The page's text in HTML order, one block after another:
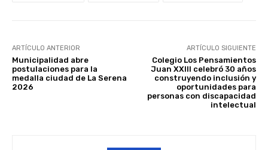
ARTÍCULO ANTERIOR
Municipalidad abre
postulaciones para la
medalla ciudad de La Serena
2026
ARTÍCULO SIGUIENTE
Colegio Los Pensamientos
Juan XXIII celebró 30 años
construyendo inclusión y
oportunidades para
personas con discapacidad
intelectual